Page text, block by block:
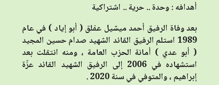
أهدافه : وحدة .. حرية .. اشتراكية
بعد وفاة الرفيق أحمد ميشيل عفلق ( أبو إياد ) في عام
1989 استلم الرفيق القائد الشهيد صدام حسين المجيد
( أبو عدي ) أمانة الحزب العامة ، ومنه انتقلت بعد
استشهاده في 2006 إلى الرفيق الشهيد القائد عزّة
إبراهيم ، والمتوفي في سنة 2020 .